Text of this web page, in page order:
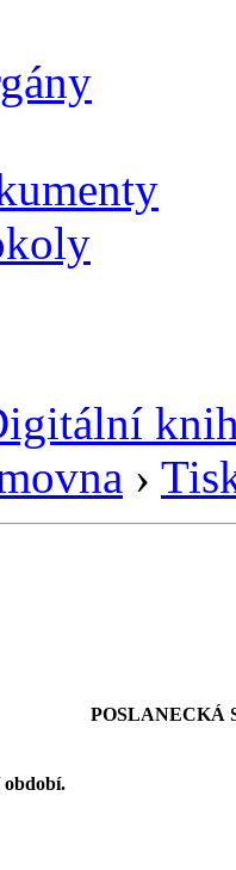
›
POSLANECKÁ
období.